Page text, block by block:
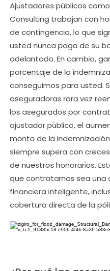
Ajustadores públicos como
Consulting trabajan con
de contingencia, lo que
usted nunca paga de su
adelantado. En cambio,
porcentaje de la
conseguimos para usted.
aseguradoras rara vez
los asegurados por
ajustador público, el
monto de la
siempre supera con
de nuestros honorarios.
que contratarnos sea una
financiera inteligente,
cobertura directa de la